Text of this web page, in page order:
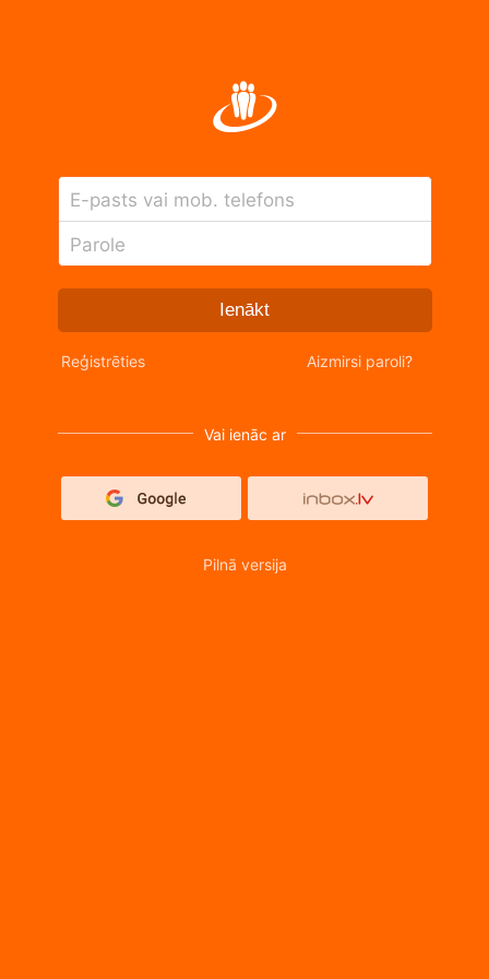
E-pasts vai mob. telefons
Parole
Ienākt
Reģistrēties Aizmirsi paroli?
Vai ienāc ar
Pilnā versija